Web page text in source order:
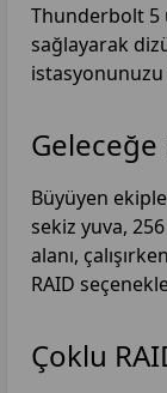
Thunderbolt 5
sağlayarak
istasyonunuzu
Geleceğe
Büyüyen
sekiz yuva,
alanı,
RAID
Çoklu